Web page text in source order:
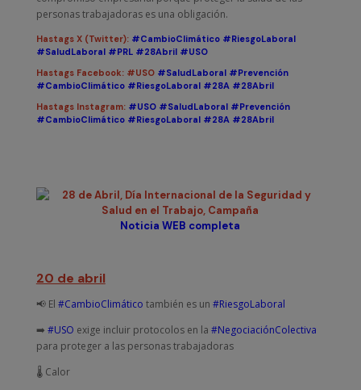
personas trabajadoras es una obligación.
Hastags X (Twitter): #CambioClimático #RiesgoLaboral
#SaludLaboral #PRL #28Abril #USO
Hastags Facebook: #USO #SaludLaboral #Prevención
#CambioClimático #RiesgoLaboral #28A #28Abril
Hastags Instagram: #USO #SaludLaboral #Prevención
#CambioClimático #RiesgoLaboral #28A #28Abril
Noticia WEB completa
20 de abril
📢 El #CambioClimático también es un #RiesgoLaboral
➡️ #USO exige incluir protocolos en la #NegociaciónColectiva
para proteger a las personas trabajadoras
🌡️ Calor